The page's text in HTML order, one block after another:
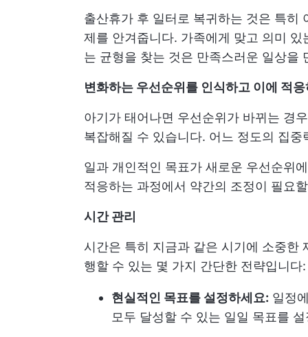
출산휴가 후 일터로 복귀하는 것은 특히
제를 안겨줍니다. 가족에게 맞고 의미
는 균형을 찾는 것은 만족스러운 일상을
변화하는 우선순위를 인식하고 이에 적
아기가 태어나면 우선순위가 바뀌는 경
복잡해질 수 있습니다. 어느 정도의 집
일과 개인적인 목표가 새로운 우선순위
적응하는 과정에서 약간의 조정이 필요
시간 관리
시간은 특히 지금과 같은 시기에 소중한
행할 수 있는 몇 가지 간단한 전략입니다:
현실적인 목표를 설정하세요: 일정
모두 달성할 수 있는 일일 목표를